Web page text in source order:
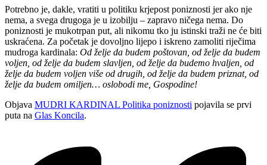
Potrebno je, dakle, vratiti u politiku krjepost poniznosti jer ako nje
nema, a svega drugoga je u izobilju – zapravo ničega nema. Do
poniznosti je mukotrpan put, ali nikomu tko ju istinski traži ne će biti
uskraćena. Za početak je dovoljno lijepo i iskreno zamoliti riječima
mudroga kardinala: Od želje da budem poštovan, od želje da budem
voljen, od želje da budem slavljen, od želje da budemo hvaljen, od
želje da budem voljen više od drugih, od želje da budem priznat, od
želje da budem omiljen… oslobodi me, Gospodine!
Objava MUDRI KARDINAL Politika poniznosti pojavila se prvi
puta na Glas Koncila.